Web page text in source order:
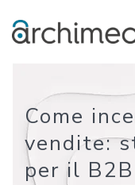
Come
vendite:
per il